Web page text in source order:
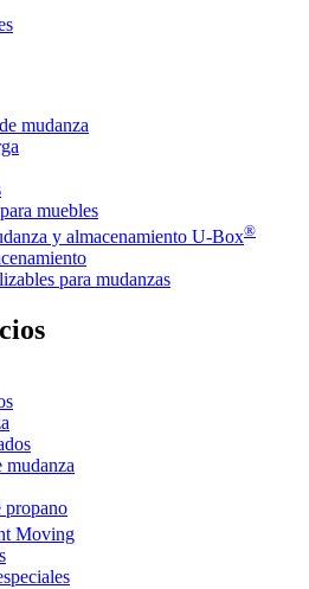
mudanza
muebles
y almacenamiento U-Box®
para mudanzas
mudanza
propano
Moving